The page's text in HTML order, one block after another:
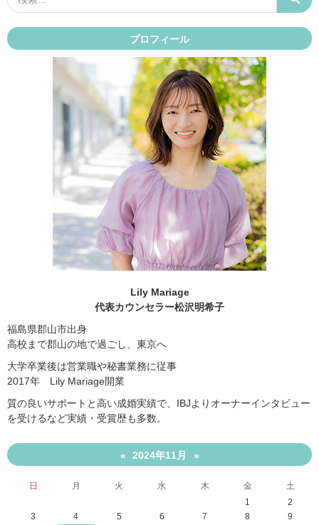
プロフィール
Lily Mariage
代表カウンセラー松沢明希子
福島県郡山市出身
高校まで郡山の地で過ごし、東京へ
大学卒業後は営業職や秘書業務に従事
2017年 Lily Mariage開業
質の良いサポートと高い成婚実績で、IBJよりオーナーインタビュー
を受けるなど実績・受賞歴も多数。
« 2024年11月 »
日 月 火 水 木 金
土
1
2
3
4 5 6 7 8
9